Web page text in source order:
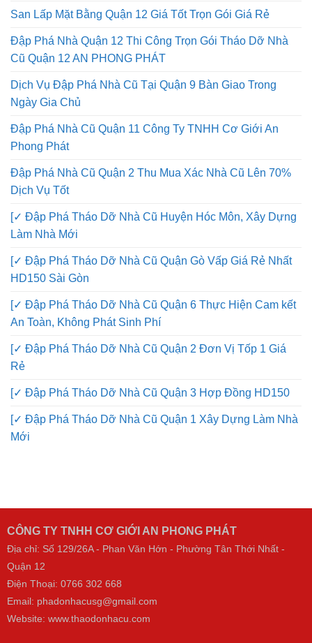
San Lấp Mặt Bằng Quận 12 Giá Tốt Trọn Gói Giá Rẻ
Đập Phá Nhà Quận 12 Thi Công Trọn Gói Tháo Dỡ Nhà
Cũ Quận 12 AN PHONG PHÁT
Dịch Vụ Đập Phá Nhà Cũ Tại Quận 9 Bàn Giao Trong
Ngày Gia Chủ
Đập Phá Nhà Cũ Quận 11 Công Ty TNHH Cơ Giới An
Phong Phát
Đập Phá Nhà Cũ Quận 2 Thu Mua Xác Nhà Cũ Lên 70%
Dịch Vụ Tốt
[✓ Đập Phá Tháo Dỡ Nhà Cũ Huyện Hóc Môn, Xây Dựng
Làm Nhà Mới
[✓ Đập Phá Tháo Dỡ Nhà Cũ Quận Gò Vấp Giá Rẻ Nhất
HD150 Sài Gòn
[✓ Đập Phá Tháo Dỡ Nhà Cũ Quận 6 Thực Hiện Cam kết
An Toàn, Không Phát Sinh Phí
[✓ Đập Phá Tháo Dỡ Nhà Cũ Quận 2 Đơn Vị Tốp 1 Giá
Rẻ
[✓ Đập Phá Tháo Dỡ Nhà Cũ Quận 3 Hợp Đồng HD150
[✓ Đập Phá Tháo Dỡ Nhà Cũ Quận 1 Xây Dựng Làm Nhà
Mới
CÔNG TY TNHH CƠ GIỚI AN PHONG PHÁT
Địa chỉ: Số 129/26A - Phan Văn Hớn - Phường Tân Thới Nhất -
Quận 12
Điện Thoại: 0766 302 668
Email: phadonhacusg@gmail.com
Website: www.thaodonhacu.com